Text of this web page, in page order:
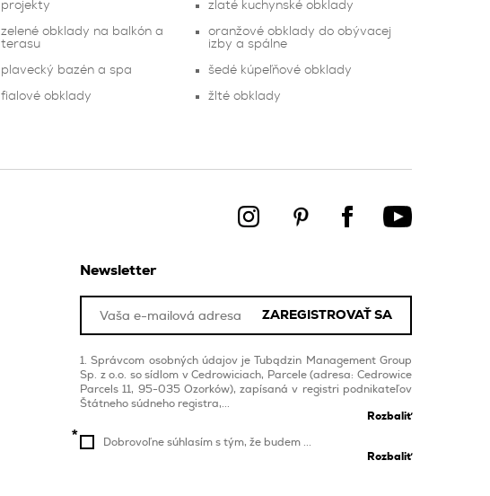
projekty
zelené obklady na balkón a
terasu
plavecký bazén a spa
fialové obklady
zlaté kuchynské obklady
oranžové obklady do obývacej
izby a spálne
šedé kúpeľňové obklady
žlté obklady
Newsletter
ZAREGISTROVAŤ SA
Správcom osobných údajov je Tubądzin Management Group
Sp. z o.o. so sídlom v Cedrowiciach, Parcele (adresa: Cedrowice
Parcels 11, 95-035 Ozorków), zapísaná v registri podnikateľov
Štátneho súdneho registra,...
Rozbaliť
Dobrovoľne súhlasím s tým, že budem ...
Rozbaliť